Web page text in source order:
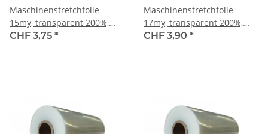
Maschinenstretchfolie
15my, transparent 200%,
2'400 m, 17.5 kg / Rolle
CHF 3,75 *
Maschinenstretchfolie
17my, transparent 200%,
1'950 m, 16 kg / Rolle
CHF 3,90 *